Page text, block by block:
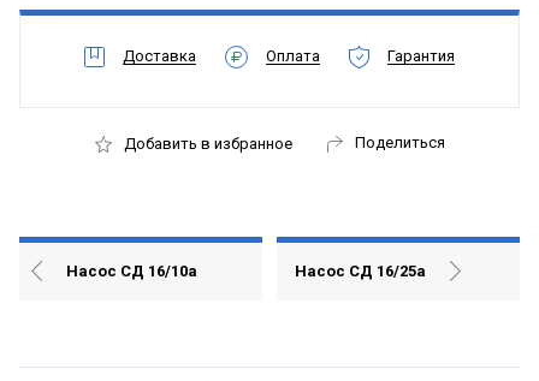
Доставка Оплата Гарантия
Добавить в избранное Поделиться
Насос СД 16/10а Насос СД 16/25а